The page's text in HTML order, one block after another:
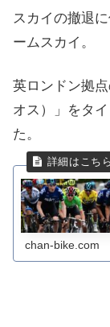
スカイの撤退
ームスカイ。
英ロンドン拠
オス）」をタ
た。
chan-bike.com